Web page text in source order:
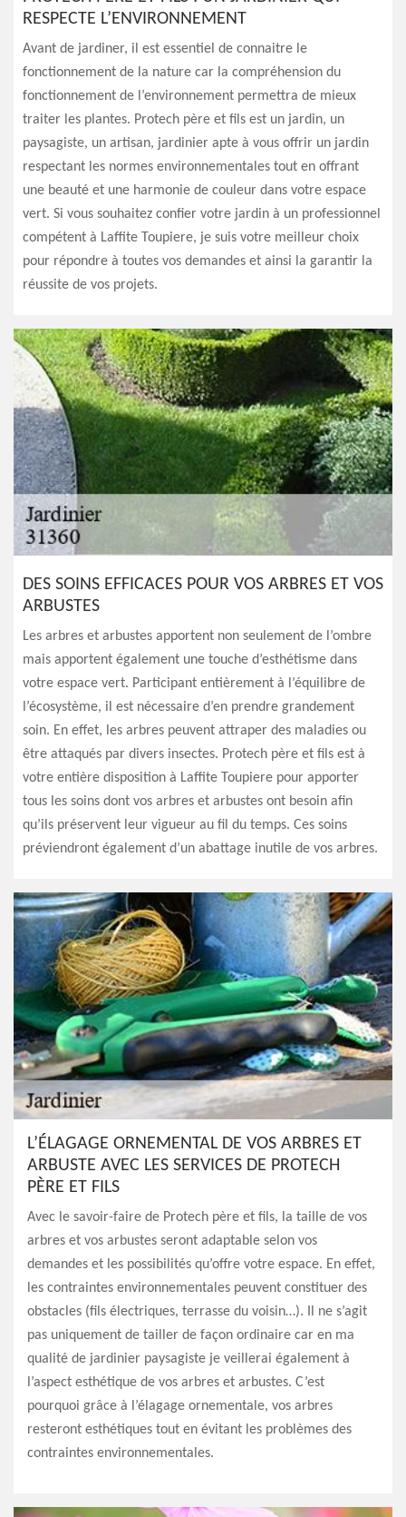
RESPECTE L’ENVIRONNEMENT
Avant de jardiner, il est essentiel de connaitre le
fonctionnement de la nature car la compréhension du
fonctionnement de l’environnement permettra de mieux
traiter les plantes. Protech père et fils est un jardin, un
paysagiste, un artisan, jardinier apte à vous offrir un jardin
respectant les normes environnementales tout en offrant
une beauté et une harmonie de couleur dans votre espace
vert. Si vous souhaitez confier votre jardin à un professionnel
compétent à Laffite Toupiere, je suis votre meilleur choix
pour répondre à toutes vos demandes et ainsi la garantir la
réussite de vos projets.
DES SOINS EFFICACES POUR VOS ARBRES ET VOS
ARBUSTES
Les arbres et arbustes apportent non seulement de l’ombre
mais apportent également une touche d’esthétisme dans
votre espace vert. Participant entièrement à l’équilibre de
l’écosystème, il est nécessaire d’en prendre grandement
soin. En effet, les arbres peuvent attraper des maladies ou
être attaqués par divers insectes. Protech père et fils est à
votre entière disposition à Laffite Toupiere pour apporter
tous les soins dont vos arbres et arbustes ont besoin afin
qu’ils préservent leur vigueur au fil du temps. Ces soins
préviendront également d’un abattage inutile de vos arbres.
L’ÉLAGAGE ORNEMENTAL DE VOS ARBRES ET
ARBUSTE AVEC LES SERVICES DE PROTECH
PÈRE ET FILS
Avec le savoir-faire de Protech père et fils, la taille de vos
arbres et vos arbustes seront adaptable selon vos
demandes et les possibilités qu’offre votre espace. En effet,
les contraintes environnementales peuvent constituer des
obstacles (fils électriques, terrasse du voisin…). Il ne s’agit
pas uniquement de tailler de façon ordinaire car en ma
qualité de jardinier paysagiste je veillerai également à
l’aspect esthétique de vos arbres et arbustes. C’est
pourquoi grâce à l’élagage ornementale, vos arbres
resteront esthétiques tout en évitant les problèmes des
contraintes environnementales.